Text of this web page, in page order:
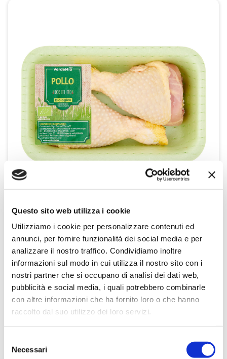
Questo sito web utilizza i cookie
Utilizziamo i cookie per personalizzare contenuti ed
annunci, per fornire funzionalità dei social media e per
analizzare il nostro traffico. Condividiamo inoltre
informazioni sul modo in cui utilizza il nostro sito con i
nostri partner che si occupano di analisi dei dati web,
pubblicità e social media, i quali potrebbero combinarle
con altre informazioni che ha fornito loro o che hanno
raccolto dal suo utilizzo dei loro servizi.
delNecessari
Fusi di Pollo Bio x2
VerdeMio
SCOPRI IL PRODOTTO